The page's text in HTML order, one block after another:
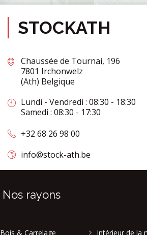
STOCKATH
Chaussée de Tournai, 196
7801 Irchonwelz
(Ath) Belgique
Lundi - Vendredi : 08:30 - 18:30
Samedi : 08:30 - 17:30
+32 68 26 98 00
info@stock-ath.be
Nos rayons
Bois & Carrelage Intérieur de la